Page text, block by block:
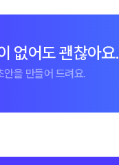
없어도 괜찮아요.
을 만들어 드려요.